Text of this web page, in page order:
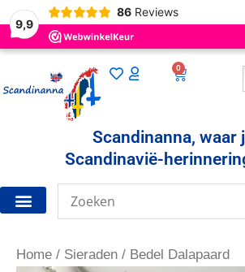
9,9
86 Reviews
0
Scandinanna, waar
Scandinavië-
Home / Sieraden / Bedel Dalapaard